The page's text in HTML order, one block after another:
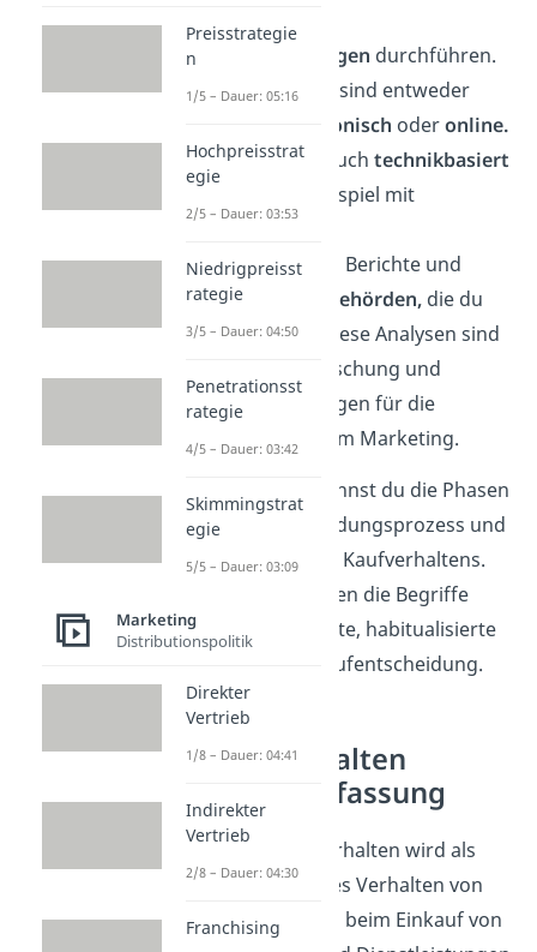
beobachten
Kundenbefragungen durchführen.
Die Befragungen sind entweder
persönlich, telefonisch oderonline.
Du kannst aber auch technikbasiert
arbeiten, zum Beispiel mit
Kundenkarten.
Zusätzlichgibt es Berichte und
Statistiken von Behörden,die du
nutzen kannst. Diese Analysen sind
Teil der Marktforschung und
wichtige Grundlagen für die
Entscheidungen im Marketing.
Sehr gut! Jetzt kennst du die Phasen
des Kaufentscheidungsprozess und
die vier Arten des Kaufverhaltens.
Merk dir am besten die Begriffe
extensive, limitierte, habitualisierte
und impulsive Kaufentscheidung.
Käuferverhalten
Zusammenfassung
Das Käuferverhalten wird als
beobachtbares Verhalten von
Verbrauchern beim Einkauf von
Preisstrategie
n
1/5 – Dauer: 05:16
Hochpreisstrat
egie
2/5 – Dauer: 03:53
Niedrigpreisst
rategie
3/5 – Dauer: 04:50
Penetrationsst
rategie
4/5 – Dauer: 03:42
Skimmingstrat
egie
5/5 – Dauer: 03:09
Marketing
Distributionspolitik
Direkter
Vertrieb
1/8 – Dauer: 04:41
Indirekter
Vertrieb
2/8 – Dauer: 04:30
Franchising